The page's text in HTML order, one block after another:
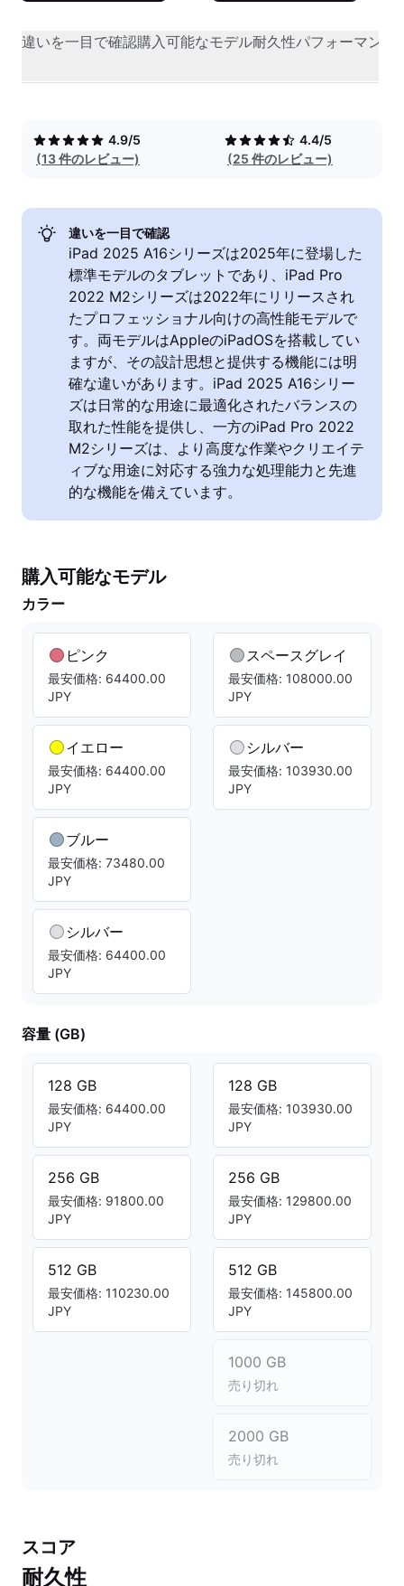
違いを一目で確認購入可能なモデル耐久性パフォーマンス
4.9/5
(13 件のレビュー)
4.4/5
(25 件のレビュー)
違いを一目で確認
iPad 2025 A16シリーズは2025年に登場した
標準モデルのタブレットであり、iPad Pro
2022 M2シリーズは2022年にリリースされ
たプロフェッショナル向けの高性能モデルで
す。両モデルはAppleのiPadOSを搭載してい
ますが、その設計思想と提供する機能には明
確な違いがあります。iPad 2025 A16シリー
ズは日常的な用途に最適化されたバランスの
取れた性能を提供し、一方のiPad Pro 2022
M2シリーズは、より高度な作業やクリエイテ
ィブな用途に対応する強力な処理能力と先進
的な機能を備えています。
購入可能なモデル
カラー
ピンク
最安価格: 64400.00
JPY
イエロー
最安価格: 64400.00
JPY
ブルー
最安価格: 73480.00
JPY
シルバー
最安価格: 64400.00
JPY
スペースグレイ
最安価格: 108000.00
JPY
シルバー
最安価格: 103930.00
JPY
容量 (GB)
128 GB
最安価格: 64400.00
JPY
256 GB
最安価格: 91800.00
JPY
512 GB
最安価格: 110230.00
JPY
128 GB
最安価格: 103930.00
JPY
256 GB
最安価格: 129800.00
JPY
512 GB
最安価格: 145800.00
JPY
1000 GB
売り切れ
2000 GB
売り切れ
スコア
耐久性